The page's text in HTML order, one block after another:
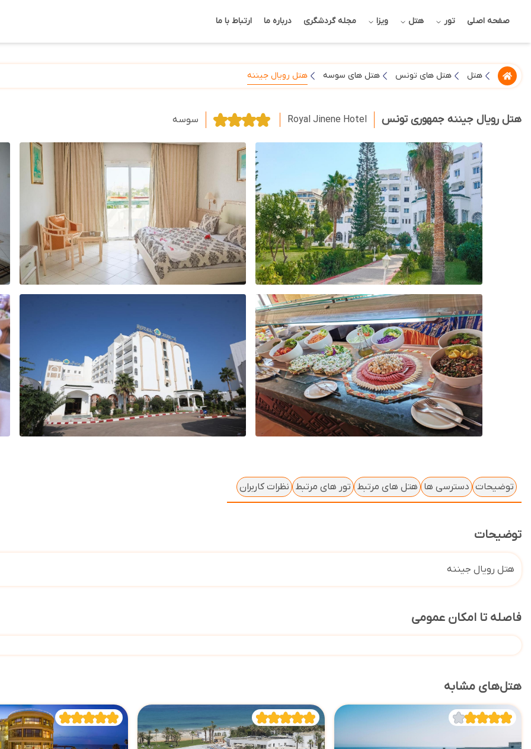
صفحه اصلی تور هتل ویزا مجله گردشگری درباره ما ارتباط با ما
هتل هتل های تونس هتل های سوسه هتل رویال جیننه
هتل رویال جیننه جمهوری تونس Royal Jinene Hotel سوسه
توضیحات دسترسی ها هتل های مرتبط تور های مرتبط نظرات کاربران
توضیحات
هتل رویال جیننه
فاصله تا امکان عمومی
هتل‌های مشابه